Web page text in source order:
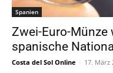
Spanien
Zwei-Euro-
spanische
Costa del Sol Online - 17. März